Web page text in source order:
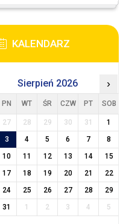
KALENDARZ
Sierpień 2026 ›
PN WT ŚR CZW PT SOB
27 28 29 30 31
1
3 4 5 6 7
8
10 11 12 13 14
15
17 18 19 20 21
22
24 25 26 27 28
29
31 1 2 3 4 5